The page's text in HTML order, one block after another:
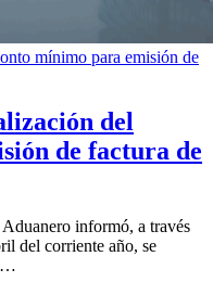
mínimo para emisión de
del
de factura de
informó, a través
del corriente año, se
…